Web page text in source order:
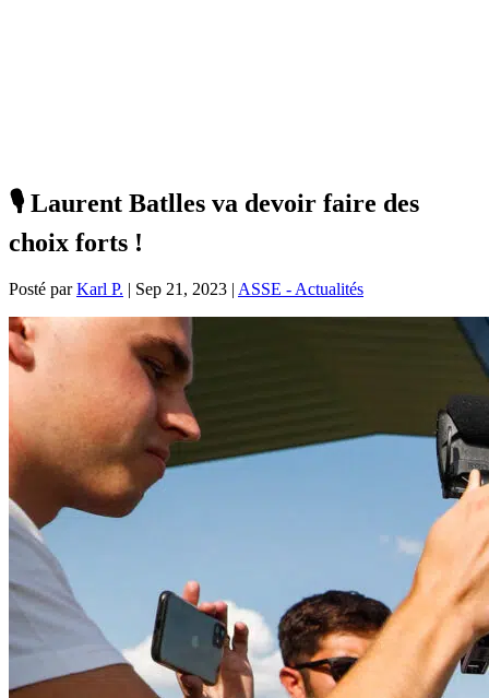
🎙 Laurent Batlles va devoir faire des
choix forts !
Posté parKarl P. | Sep 21, 2023 | ASSE - Actualités